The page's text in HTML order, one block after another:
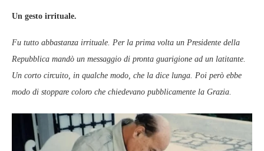
Un gesto irrituale.
Fu tutto abbastanza irrituale. Per la prima volta un Presidente della
Repubblica mandò un messaggio di pronta guarigione ad un latitante.
Un corto circuito, in qualche modo, che la dice lunga. Poi però ebbe
modo di stoppare coloro che chiedevano pubblicamente la Grazia.